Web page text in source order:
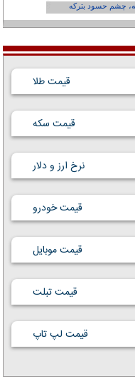
چشم حسود بترکه
قیمت طلا
قیمت سکه
نرخ ارز و دلار
قیمت خودرو
قیمت موبایل
قیمت تبلت
قیمت لپ تاپ